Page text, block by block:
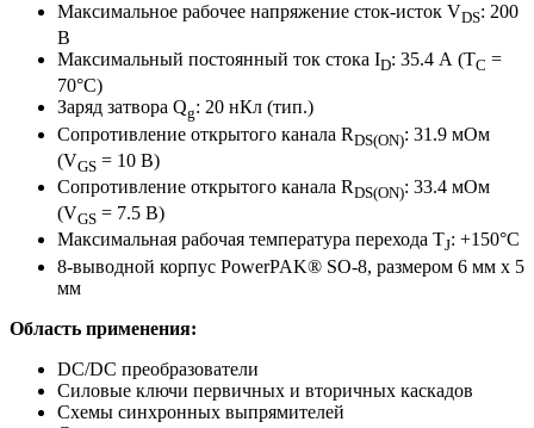
Максимальное рабочее напряжение сток-исток VDS: 200
В
Максимальный постоянный ток стока ID: 35.4 А (TC =
70°C)
Заряд затвора Qg: 20 нКл (тип.)
Сопротивление открытого канала RDS(ON): 31.9 мОм
(VGS = 10 В)
Сопротивление открытого канала RDS(ON): 33.4 мОм
(VGS = 7.5 В)
Максимальная рабочая температура перехода TJ: +150°C
8-выводной корпус PowerPAK® SO-8, размером 6 мм х 5
мм
Область применения:
DC/DC преобразователи
Силовые ключи первичных и вторичных каскадов
Схемы синхронных выпрямителей